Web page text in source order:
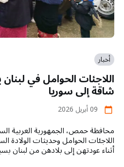
أخبار
اللاجئات الحوامل في
شاقة إلى سوريا
calendar_today 09 أبريل 2026
محافظة حمص، الجمهورية العربية
اللاجئات الحوامل وحديثات الولادة
أثناء عودتهن إلى بلادهن من لبنان